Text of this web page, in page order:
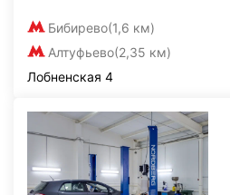
Бибирево(1,6 км)
Алтуфьево(2,35 км)
Лобненская 4